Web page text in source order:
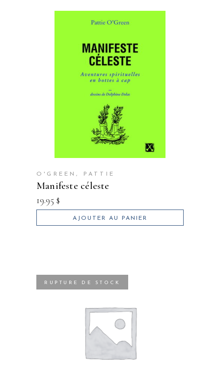
O'GREEN, PATTIE
manifeste céleste
19.95 $
AJOUTER AU PANIER
RUPTURE DE STOCK